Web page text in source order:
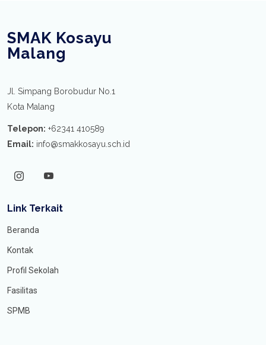
SMAK Kosayu
Malang
Jl. Simpang Borobudur No.1
Kota Malang
Telepon: +62341 410589
Email: info@smakkosayu.sch.id
Link Terkait
Beranda
Kontak
Profil Sekolah
Fasilitas
SPMB